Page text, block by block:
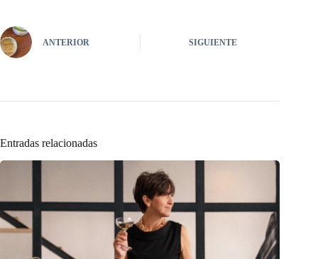
ANTERIOR SIGUIENTE
Entradas relacionadas